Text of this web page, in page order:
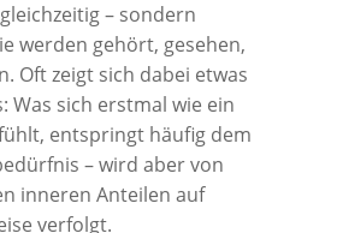
– sondern
werden gehört, gesehen,
Oft zeigt sich dabei etwas
Was sich erstmal wie ein
entspringt häufig dem
– wird aber von
inneren Anteilen auf
verfolgt.